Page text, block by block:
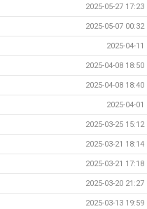
2025-05-27 17:23
2025-05-07 00:32
2025-04-11
2025-04-08 18:50
2025-04-08 18:40
2025-04-01
2025-03-25 15:12
2025-03-21 18:14
2025-03-21 17:18
2025-03-20 21:27
2025-03-13 19:59